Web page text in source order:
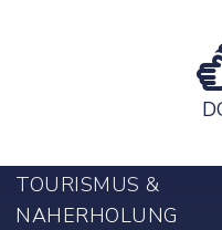
TOURISMUS &
NAHERHOLUNG